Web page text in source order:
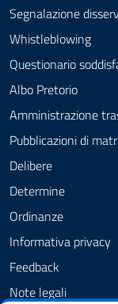
Segnalazione
Whistleblowing
Questionario
Albo Pretorio
Amministrazione
Pubblicazioni di
Delibere
Determine
Ordinanze
Informativa privacy
Feedback
Note legali